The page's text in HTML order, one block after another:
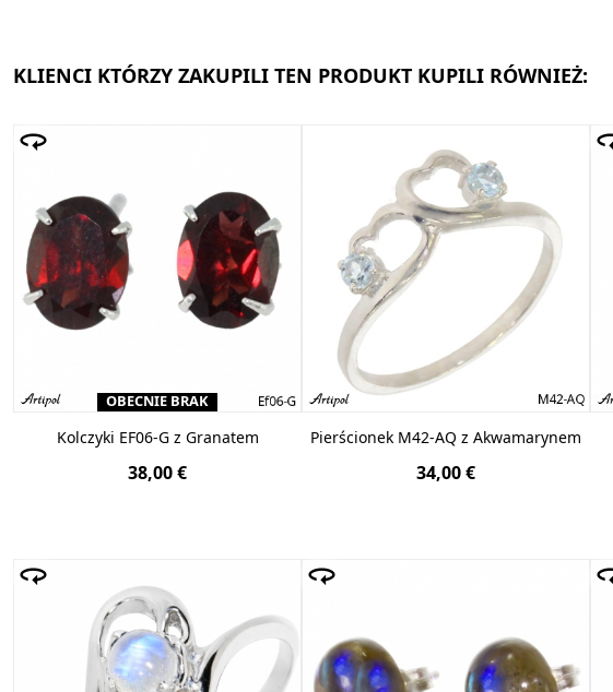
KLIENCI KTÓRZY ZAKUPILI TEN PRODUKT KUPILI RÓWNIEŻ:
OBECNIE BRAK
Kolczyki EF06-G z Granatem
38,00 €
Pierścionek M42-AQ z Akwamarynem
34,00 €